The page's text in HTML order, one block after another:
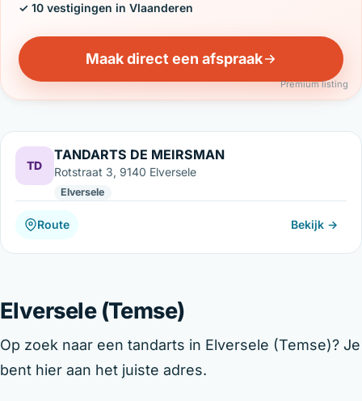
✓ 10 vestigingen in Vlaanderen
Maak direct een afspraak
Premium listing
TD
TANDARTS DE MEIRSMAN
Rotstraat 3, 9140 Elversele
Elversele
Route Bekijk →
Elversele (Temse)
Op zoek naar een tandarts in Elversele (Temse)? Je
bent hier aan het juiste adres.